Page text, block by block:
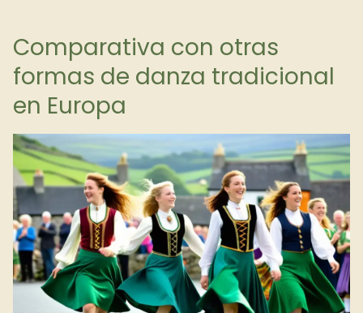
Comparativa con otras
formas de danza tradicional
en Europa